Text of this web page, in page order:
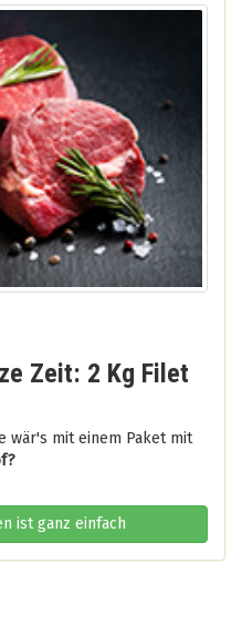
Zeit: 2 Kg Filet
wär's mit einem Paket mit
ist ganz einfach